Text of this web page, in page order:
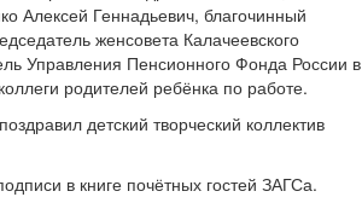
Алексей Геннадьевич, благочинный
женсовета Калачеевского
Управления Пенсионного Фонда России в
родителей ребёнка по работе.
детский творческий коллектив
в книге почётных гостей ЗАГСа.